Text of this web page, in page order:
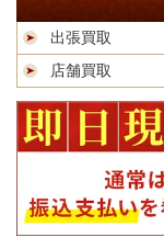
出張買取
店舗買取